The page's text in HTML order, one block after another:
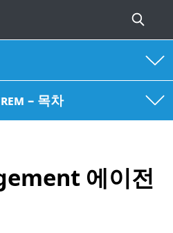
– 목차
에이전